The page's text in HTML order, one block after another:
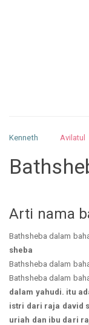
Kenneth Avilatul
Nurhilman
Pathin
Arti nama
Bathsheba dalam
sheba
Bathsheba dalam
Bathsheba dalam
dalam yahudi. itu
istri dari raja david
uriah dan ibu dari